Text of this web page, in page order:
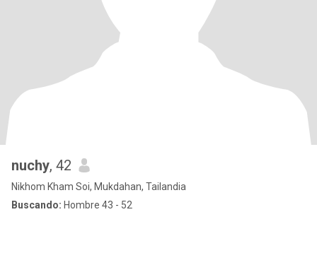
nuchy, 42
Nikhom Kham Soi, Mukdahan, Tailandia
Buscando: Hombre 43 - 52